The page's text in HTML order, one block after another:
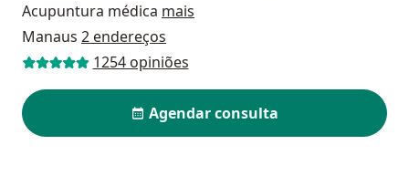
Acupuntura médica mais
Manaus 2 endereços
1254 opiniões
Agendar consulta